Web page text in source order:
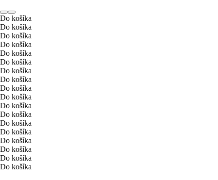
Do košíka
Do košíka
Do košíka
Do košíka
Do košíka
Do košíka
Do košíka
Do košíka
Do košíka
Do košíka
Do košíka
Do košíka
Do košíka
Do košíka
Do košíka
Do košíka
Do košíka
Do košíka